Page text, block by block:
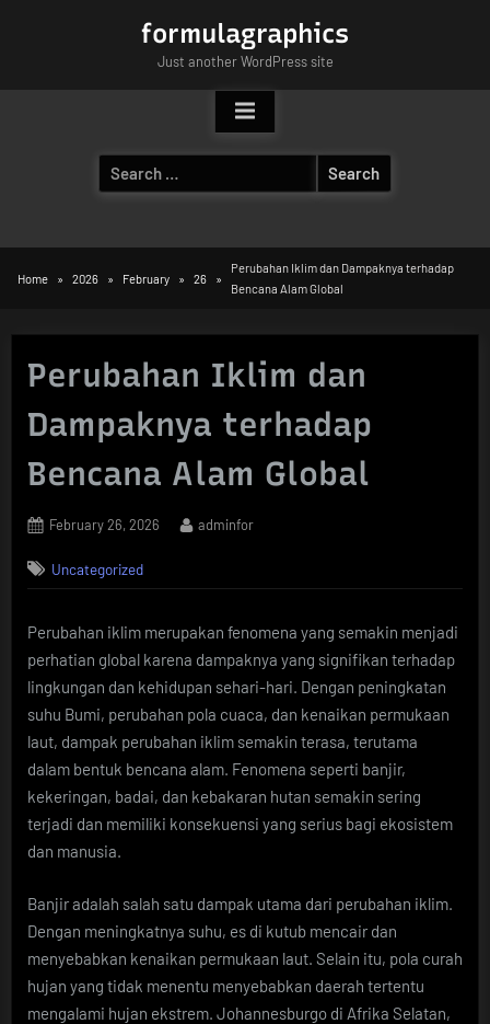
formulagraphics
Just another WordPress site
Search
for:
Home 2026 February 26
Perubahan Iklim dan Dampaknya terhadap
Bencana Alam Global
Perubahan Iklim dan
Dampaknya terhadap
Bencana Alam Global
Posted
February 26, 2026 By
adminfor
Uncategorized
Perubahan iklim merupakan fenomena yang semakin menjadi
perhatian global karena dampaknya yang signifikan terhadap
lingkungan dan kehidupan sehari-hari. Dengan peningkatan
suhu Bumi, perubahan pola cuaca, dan kenaikan permukaan
laut, dampak perubahan iklim semakin terasa, terutama
dalam bentuk bencana alam. Fenomena seperti banjir,
kekeringan, badai, dan kebakaran hutan semakin sering
terjadi dan memiliki konsekuensi yang serius bagi ekosistem
dan manusia.
Banjir adalah salah satu dampak utama dari perubahan iklim.
Dengan meningkatnya suhu, es di kutub mencair dan
menyebabkan kenaikan permukaan laut. Selain itu, pola curah
hujan yang tidak menentu menyebabkan daerah tertentu
mengalami hujan ekstrem. Johannesburgo di Afrika Selatan,